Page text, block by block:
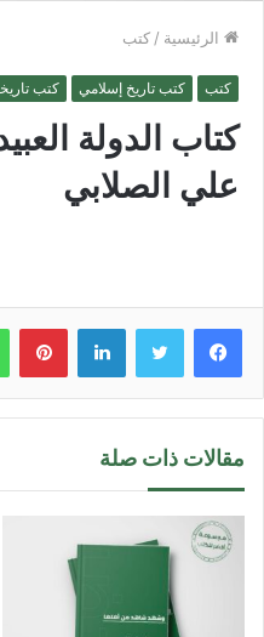
الرئيسية / كتب
كتب كتب تاريخ إسلامي كتب
كتاب الدولة
علي الصلابي
لينكدإن
مقالات ذات صلة